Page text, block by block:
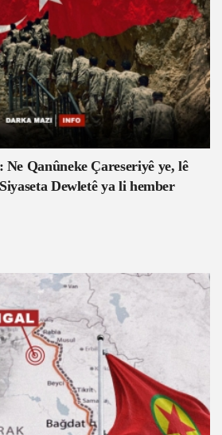
Ne Qanûneke Çareseriyê ye, lê
Dewletê ya li hember